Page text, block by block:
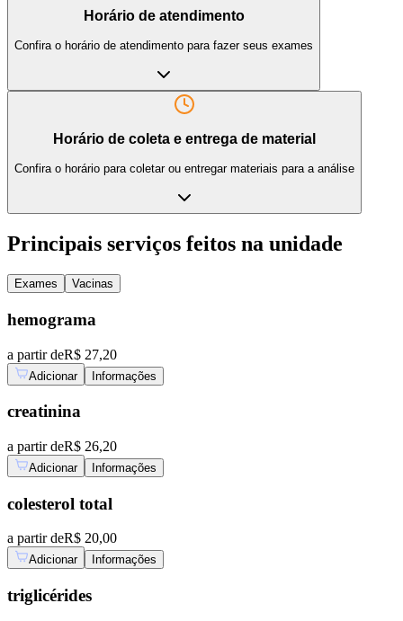
Horário de atendimento
Confira o horário de atendimento para fazer seus exames
Horário de coleta e entrega de material
Confira o horário para coletar ou entregar materiais para a análise
Principais serviços feitos na unidade
Exames Vacinas
hemograma
a partir deR$ 27,20
Adicionar Informações
creatinina
a partir deR$ 26,20
Adicionar Informações
colesterol total
a partir deR$ 20,00
Adicionar Informações
triglicérides